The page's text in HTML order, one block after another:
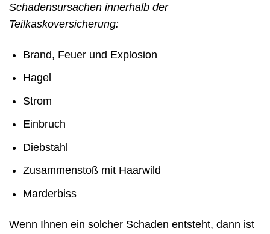
Schadensursachen innerhalb der
Teilkaskoversicherung:
Brand, Feuer und Explosion
Hagel
Strom
Einbruch
Diebstahl
Zusammenstoß mit Haarwild
Marderbiss
Wenn Ihnen ein solcher Schaden entsteht, dann ist